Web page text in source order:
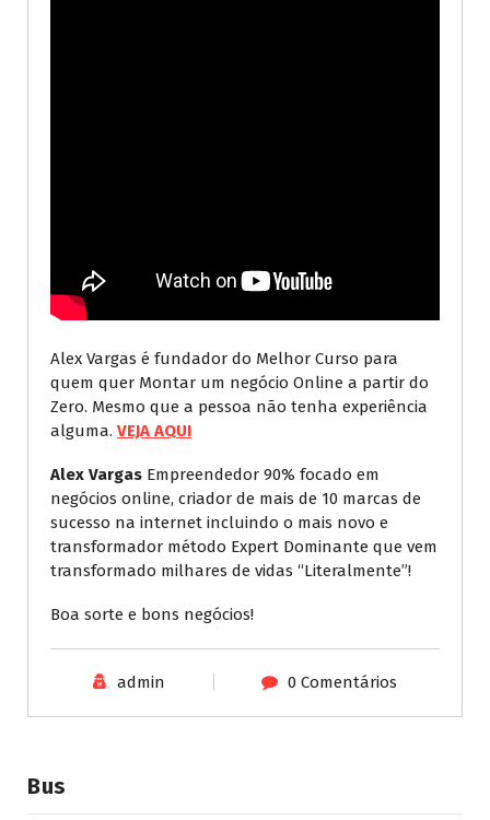
Alex Vargas é fundador do Melhor Curso para
quem quer Montar um negócio Online a partir do
Zero. Mesmo que a pessoa não tenha experiência
alguma. VEJA AQUI
Alex Vargas Empreendedor 90% focado em
negócios online, criador de mais de 10 marcas de
sucesso na internet incluindo o mais novo e
transformador método Expert Dominante que vem
transformado milhares de vidas “Literalmente”!
Boa sorte e bons negócios!
admin 0 Comentários
Bus